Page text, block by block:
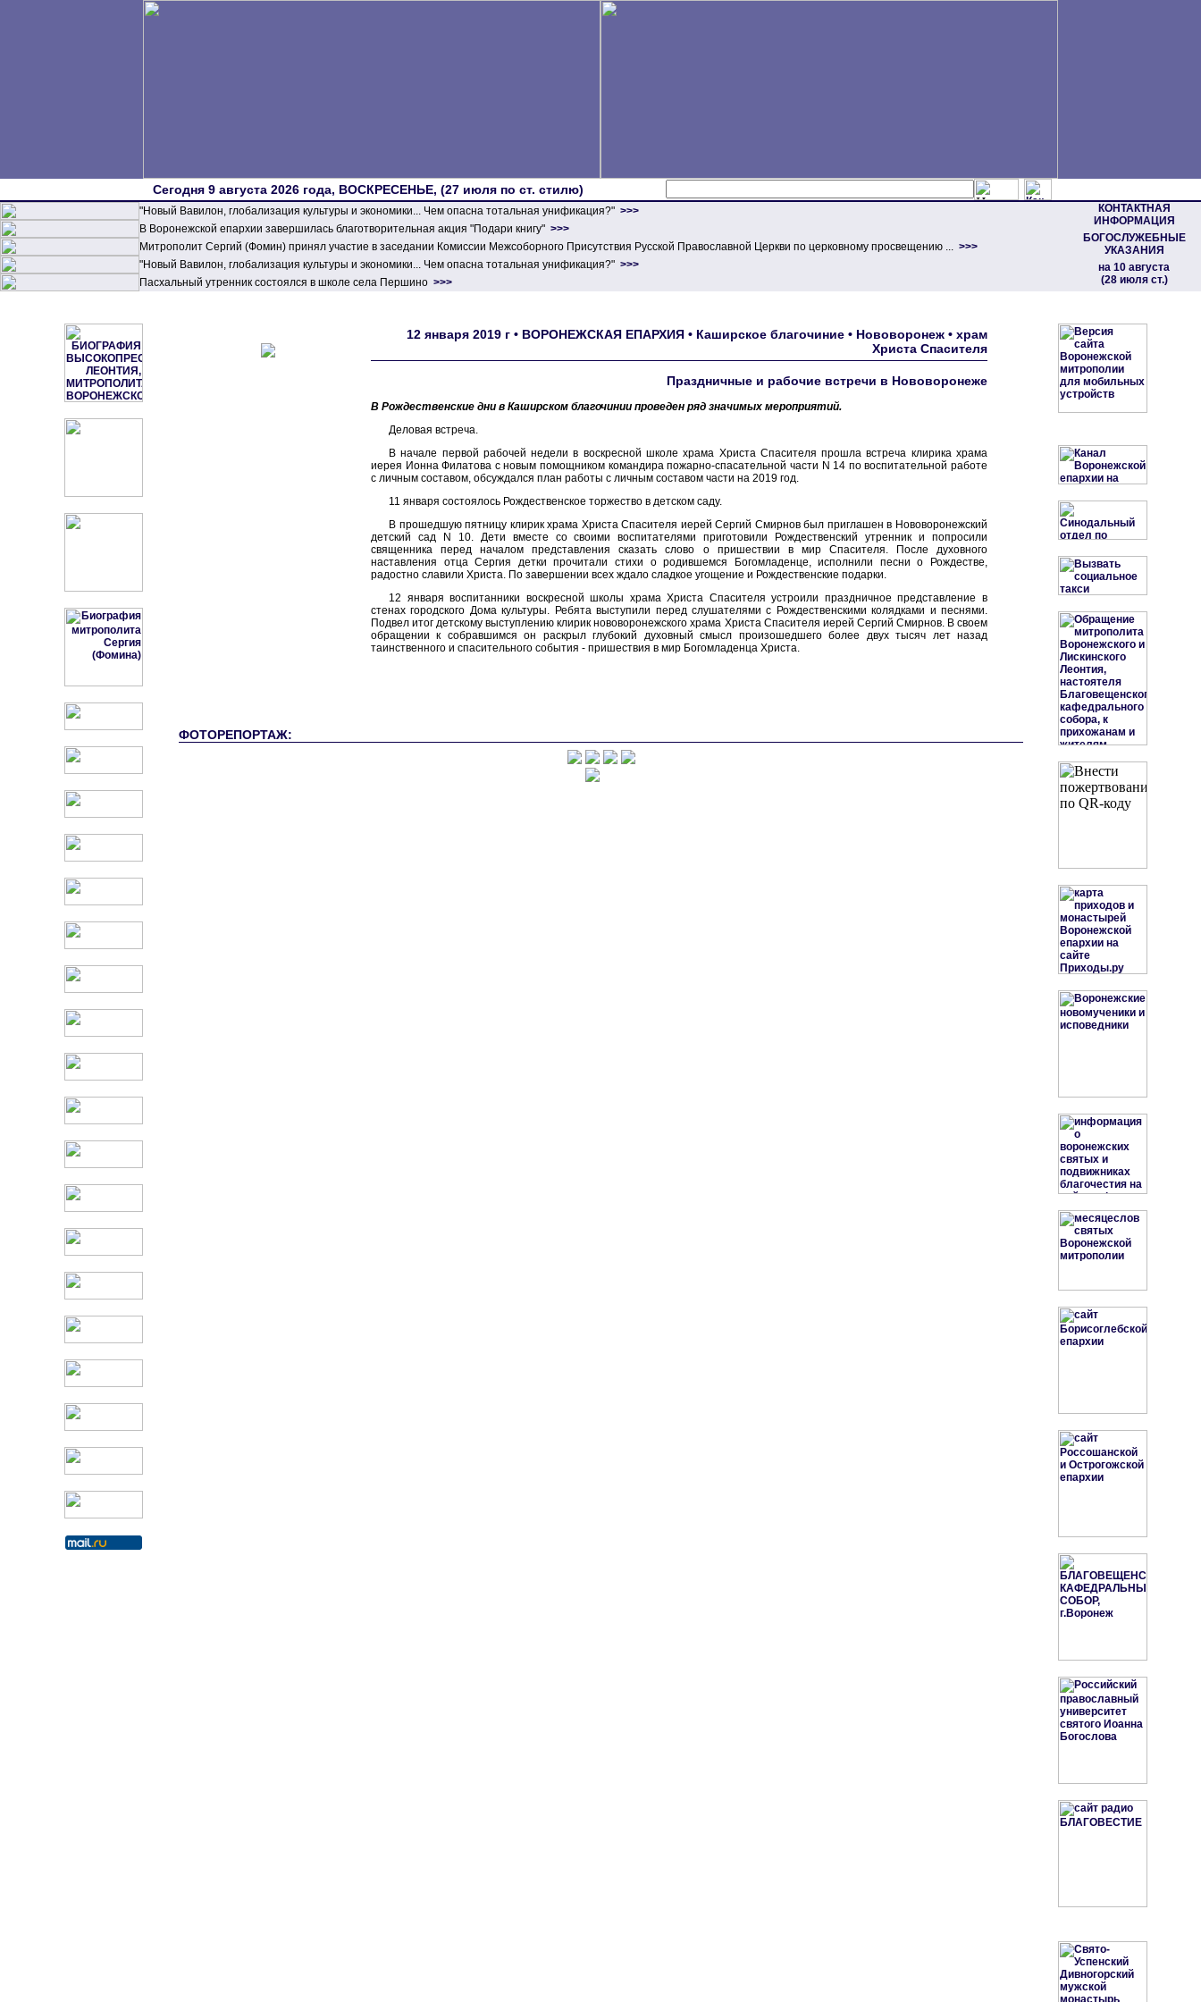
Сегодня 9 августа 2026 года, ВОСКРЕСЕНЬЕ, (27 июля по ст. стилю)
"Новый Вавилон, глобализация культуры и экономики... Чем опасна тотальная унификация?" >>>
КОНТАКТНАЯ
ИНФОРМАЦИЯ
БОГОСЛУЖЕБНЫЕ
УКАЗАНИЯ
на 10 августа
(28 июля ст.)
В Воронежской епархии завершилась благотворительная акция "Подари книгу" >>>
Митрополит Сергий (Фомин) принял участие в заседании Комиссии Межсоборного Присутствия Русской Православной Церкви по церковному просвещению ... >>>
"Новый Вавилон, глобализация культуры и экономики... Чем опасна тотальная унификация?" >>>
Пасхальный утренник состоялся в школе села Першино >>>
12 января 2019 г • ВОРОНЕЖСКАЯ ЕПАРХИЯ • Каширское благочиние • Hововоpонеж • хpам
Хpиста Спасителя
Праздничные и рабочие встречи в Нововоронеже
В Рождественские дни в Каширском благочинии проведен ряд значимых мероприятий.
Деловая встреча.
В начале первой рабочей недели в воскресной школе храма Христа Спасителя прошла встреча клирика храма
иерея Ионна Филатова с новым помощником командира пожарно-спасательной части N 14 по воспитательной работе
с личным составом, обсуждался план работы с личным составом части на 2019 год.
11 января состоялось Рождественское торжество в детском саду.
В прошедшую пятницу клирик храма Христа Спасителя иерей Сергий Смирнов был приглашен в Нововоронежский
детский сад N 10. Дети вместе со своими воспитателями приготовили Рождественский утренник и попросили
священника перед началом представления сказать слово о пришествии в мир Спасителя. После духовного
наставления отца Сергия детки прочитали стихи о родившемся Богомладенце, исполнили песни о Рождестве,
радостно славили Христа. По завершении всех ждало сладкое угощение и Рождественские подарки.
12 января воспитанники воскресной школы храма Христа Спасителя устроили праздничное представление в
стенах городского Дома культуры. Ребята выступили перед слушателями с Рождественскими колядками и песнями.
Подвел итог детскому выступлению клирик нововоронежского храма Христа Спасителя иерей Сергий Смирнов. В своем
обращении к собравшимся он раскрыл глубокий духовный смысл произошедшего более двух тысяч лет назад
таинственного и спасительного события - пришествия в мир Богомладенца Христа.
ФОТОРЕПОРТАЖ: